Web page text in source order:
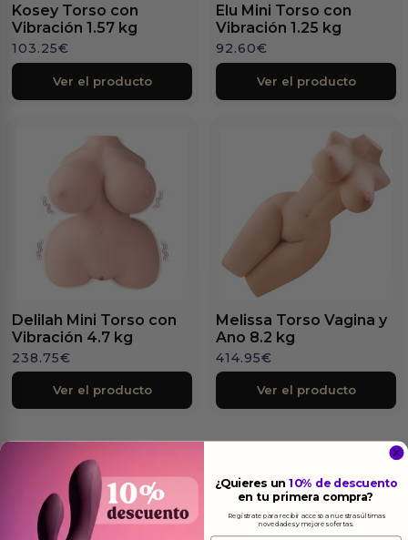
Kosey Torso con
Vibración 1.57 kg
103.25€
Ver el producto
Elu Mini Torso con
Vibración 1.25 kg
92.60€
Ver el producto
Delilah Mini Torso con
Vibración 4.7 kg
238.75€
Ver el producto
Melissa Torso Vagina y
Ano 8.2 kg
414.95€
Ver el producto
Másinformacion
¿Quieres un10% de descuento
en tu primera compra?
Regístrate para recibir acceso a nuestras últimas
novedades y mejores ofertas.